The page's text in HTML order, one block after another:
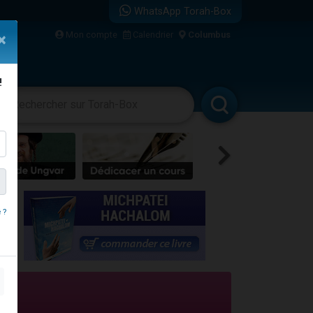
le temps
WhatsApp Torah-Box
Mon compte Calendrier Columbus
?